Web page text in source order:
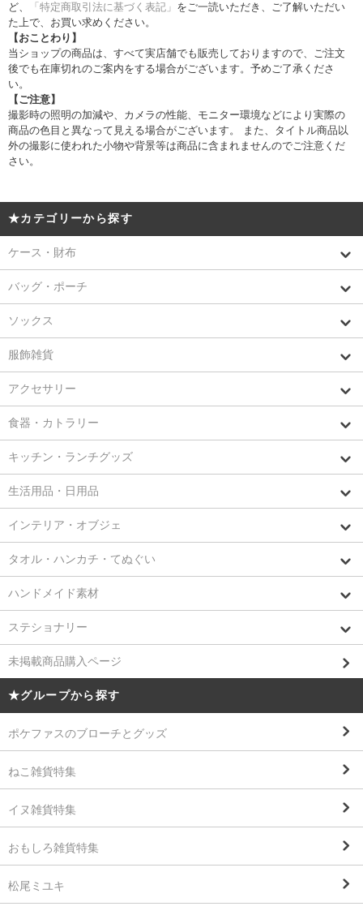
ど、 「特定商取引法に基づく表記」 をご一読いただき、ご了解いただい
た上で、お買い求めください。
【おことわり】
当ショップの商品は、すべて実店舗でも販売しておりますので、ご注文
後でも在庫切れのご案内をする場合がございます。予めご了承くださ
い。
【ご注意】
撮影時の照明の加減や、カメラの性能、モニター環境などにより実際の
商品の色目と異なって見える場合がございます。 また、タイトル商品以
外の撮影に使われた小物や背景等は商品に含まれませんのでご注意くだ
さい。
★カテゴリーから探す
ケース・財布
バッグ・ポーチ
ソックス
服飾雑貨
アクセサリー
食器・カトラリー
キッチン・ランチグッズ
生活用品・日用品
インテリア・オブジェ
タオル・ハンカチ・てぬぐい
ハンドメイド素材
ステショナリー
未掲載商品購入ページ
★グループから探す
ポケファスのブローチとグッズ
ねこ雑貨特集
イヌ雑貨特集
おもしろ雑貨特集
松尾ミユキ